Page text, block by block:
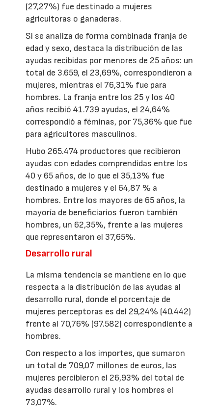
(27,27%) fue destinado a mujeres
agricultoras o ganaderas.
Si se analiza de forma combinada franja de
edad y sexo, destaca la distribución de las
ayudas recibidas por menores de 25 años: un
total de 3.659, el 23,69%, correspondieron a
mujeres, mientras el 76,31% fue para
hombres. La franja entre los 25 y los 40
años recibió 41.739 ayudas, el 24,64%
correspondió a féminas, por 75,36% que fue
para agricultores masculinos.
Hubo 265.474 productores que recibieron
ayudas con edades comprendidas entre los
40 y 65 años, de lo que el 35,13% fue
destinado a mujeres y el 64,87 % a
hombres. Entre los mayores de 65 años, la
mayoría de beneficiarios fueron también
hombres, un 62,35%, frente a las mujeres
que representaron el 37,65%.
Desarrollo rural
La misma tendencia se mantiene en lo que
respecta a la distribución de las ayudas al
desarrollo rural, donde el porcentaje de
mujeres perceptoras es del 29,24% (40.442)
frente al 70,76% (97.582) correspondiente a
hombres.
Con respecto a los importes, que sumaron
un total de 709,07 millones de euros, las
mujeres percibieron el 26,93% del total de
ayudas desarrollo rural y los hombres el
73,07%.